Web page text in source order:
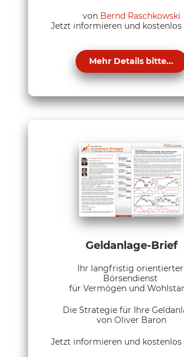
von Bernd Raschkowski
Jetzt informieren und kostenlos
Mehr Details bitte...
Geldanlage-Brief
Ihr langfristig orientierter
Börsendienst
für Vermögen und
Die Strategie für Ihre
von Oliver Baron
Jetzt informieren und kostenlos